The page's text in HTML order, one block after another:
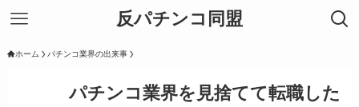
反パチンコ同盟
ホーム パチンコ業界の出来事
パチンコ業界を見捨てて転職した